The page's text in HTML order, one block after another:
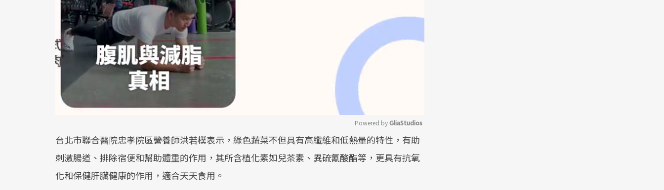
Mute
Powered by GliaStudios
台北市聯合醫院忠孝院區營養師洪若樸表示，綠色蔬菜不但具有高纖維和低熱量的特性，有助
刺激腸道、排除宿便和幫助體重的作用，其所含植化素如兒茶素、異硫氰酸酯等，更具有抗氧
化和保健肝臟健康的作用，適合天天食用。